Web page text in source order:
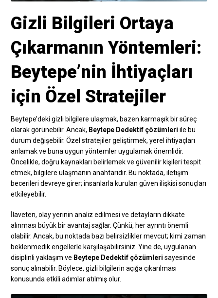
Gizli Bilgileri Ortaya
Çıkarmanın Yöntemleri:
Beytepe’nin İhtiyaçları
için Özel Stratejiler
Beytepe’deki gizli bilgilere ulaşmak, bazen karmaşık bir süreç
olarak görünebilir. Ancak, Beytepe Dedektif çözümleri ile bu
durum değişebilir. Özel stratejiler geliştirmek, yerel ihtiyaçları
anlamak ve buna uygun yöntemler uygulamak önemlidir.
Öncelikle, doğru kaynakları belirlemek ve güvenilir kişileri tespit
etmek, bilgilere ulaşmanın anahtarıdır. Bu noktada, iletişim
becerileri devreye girer; insanlarla kurulan güven ilişkisi sonuçları
etkileyebilir.
İlaveten, olay yerinin analiz edilmesi ve detayların dikkate
alınması büyük bir avantaj sağlar. Çünkü, her ayrıntı önemli
olabilir. Ancak, bu noktada bazı belirsizlikler mevcut; kimi zaman
beklenmedik engellerle karşılaşabilirsiniz. Yine de, uygulanan
disiplinli yaklaşım ve Beytepe Dedektif çözümleri sayesinde
sonuç alınabilir. Böylece, gizli bilgilerin açığa çıkarılması
konusunda etkili adımlar atılmış olur.